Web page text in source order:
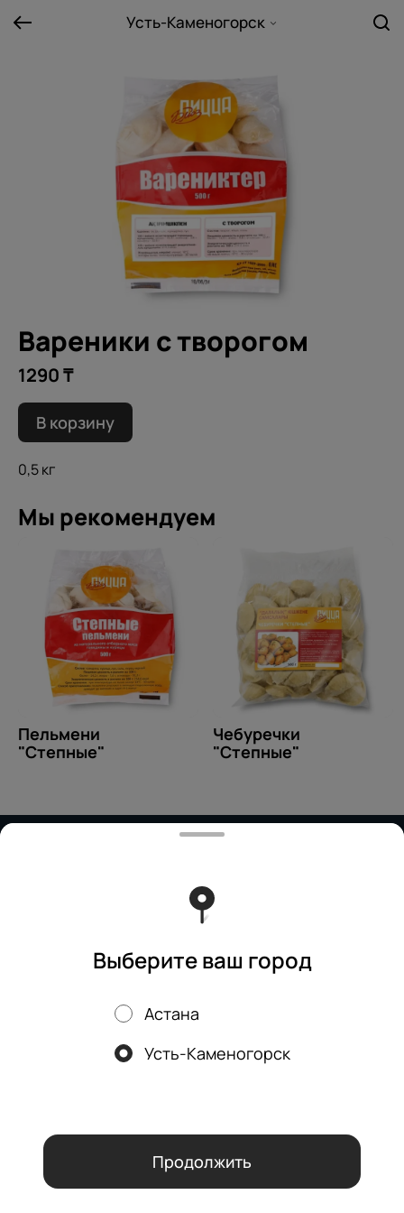
Усть-Каменогорск
аналитических сервисов согласно нашейполитике
конфиденциальности
ОК
Вареники с творогом
1290 ₸
В корзину
0,5 кг
Мы рекомендуем
Пельмени
"Степные"
Чебуречки
"Степные"
Политика конфиденциальности
Акции, скидки, кэшбэк − в нашем приложении!
Выберите ваш город
Астана
Усть-Каменогорск